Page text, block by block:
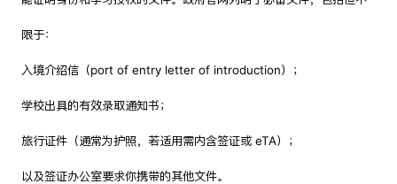
限于：
入境介绍信（port of entry letter of introduction）；
学校出具的有效录取通知书；
旅行证件（通常为护照，若适用需内含签证或 eTA）；
以及签证办公室要求你携带的其他文件。